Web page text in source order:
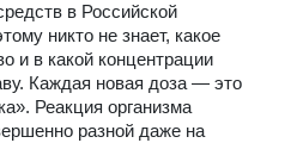
в Российской
никто не знает, какое
и в какой концентрации
Каждая новая доза — это
Реакция организма
разной даже на